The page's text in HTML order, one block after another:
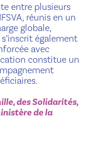
entre plusieurs
réunis en un
globale,
également
avec
constitue un
des Solidarités,
de la